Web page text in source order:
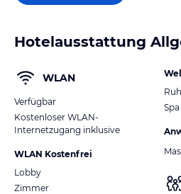
Hotelausstattung
WLAN
Verfügbar
Kostenloser WLAN-
Internetzugang inklusive
WLAN Kostenfrei
Lobby
Zimmer